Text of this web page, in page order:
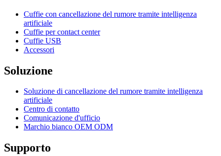
Cuffie con cancellazione del rumore tramite intelligenza
artificiale
Cuffie per contact center
Cuffie USB
Accessori
Soluzione
Soluzione di cancellazione del rumore tramite intelligenza
artificiale
Centro di contatto
Comunicazione d'ufficio
Marchio bianco OEM ODM
Supporto